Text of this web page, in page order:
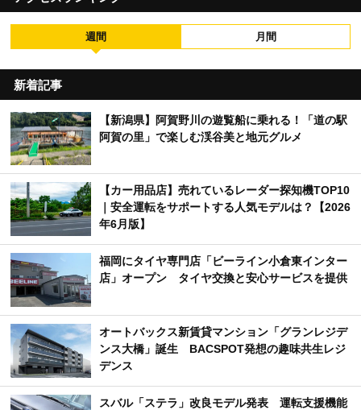
週間 月間
新着記事
【新潟県】阿賀野川の遊覧船に乗れる！「道の駅
阿賀の里」で楽しむ渓谷美と地元グルメ
【カー用品店】売れているレーダー探知機TOP10
｜安全運転をサポートする人気モデルは？【2026
年6月版】
福岡にタイヤ専門店「ビーライン小倉東インター
店」オープン タイヤ交換と安心サービスを提供
オートバックス新賃貸マンション「グランレジデ
ンス大橋」誕生 BACSPOT発想の趣味共生レジ
デンス
スバル「ステラ」改良モデル発表 運転支援機能